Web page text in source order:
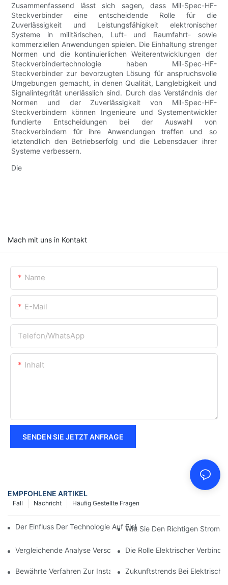
Zusammenfassend lässt sich sagen, dass Mil-Spec-HF-
Steckverbinder eine entscheidende Rolle für die
Zuverlässigkeit und Leistungsfähigkeit elektronischer
Systeme in militärischen, Luft- und Raumfahrt- sowie
kommerziellen Anwendungen spielen. Die Einhaltung strenger
Normen und die kontinuierlichen Weiterentwicklungen der
Steckverbindertechnologie haben Mil-Spec-HF-
Steckverbinder zur bevorzugten Lösung für anspruchsvolle
Umgebungen gemacht, in denen Qualität, Langlebigkeit und
Signalintegrität unerlässlich sind. Durch das Verständnis der
Normen und der Zuverlässigkeit von Mil-Spec-HF-
Steckverbindern können Ingenieure und Systementwickler
fundierte Entscheidungen bei der Auswahl von
Steckverbindern für ihre Anwendungen treffen und so
letztendlich den Betriebserfolg und die Lebensdauer ihrer
Systeme verbessern.
Die
Mach mit uns in Kontakt
Name
E-Mail
Telefon/WhatsApp
Inhalt
SENDEN SIE JETZT ANFRAGE
EMPFOHLENE ARTIKEL
Häufig Gestellte Fragen
Nachricht
Fall
Der Einfluss Der Technologie Auf Elektrische Verbindungen In
Wie Sie Den Richtigen
Vergleichende Analyse Verschiedener Arten Von Elektrischen
Die Rolle Elektrischer
Bewährte Verfahren Zur Instandhaltung Elektrischer
Zukunftstrends Bei